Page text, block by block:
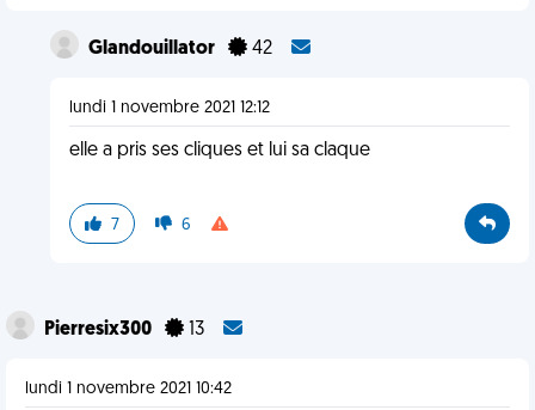
Glandouillator 42
lundi 1 novembre 2021 12:12
elle a pris ses cliques et lui sa claque
7 6
Pierresix300 13
lundi 1 novembre 2021 10:42